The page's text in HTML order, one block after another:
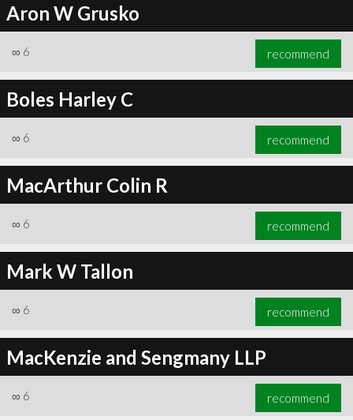
Aron W Grusko
∞ 6 recommend
Boles Harley C
∞ 6 recommend
MacArthur Colin R
∞ 6 recommend
Mark W Tallon
∞ 6 recommend
MacKenzie and Sengmany LLP
∞ 6 recommend